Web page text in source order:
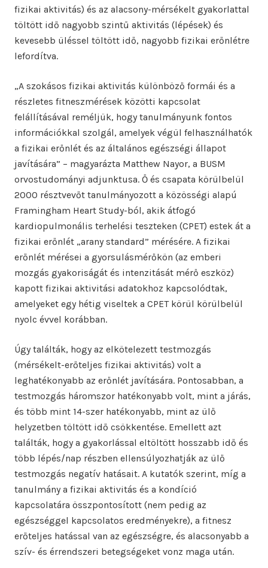
fizikai aktivitás) és az alacsony-mérsékelt gyakorlattal
töltött idő nagyobb szintű aktivitás (lépések) és
kevesebb üléssel töltött idő, nagyobb fizikai erőnlétre
lefordítva.
„A szokásos fizikai aktivitás különböző formái és a
részletes fitneszmérések közötti kapcsolat
felállításával reméljük, hogy tanulmányunk fontos
információkkal szolgál, amelyek végül felhasználhatók
a fizikai erőnlét és az általános egészségi állapot
javítására” – magyarázta Matthew Nayor, a BUSM
orvostudományi adjunktusa. Ő és csapata körülbelül
2000 résztvevőt tanulmányozott a közösségi alapú
Framingham Heart Study-ból, akik átfogó
kardiopulmonális terhelési teszteken (CPET) estek át a
fizikai erőnlét „arany standard” mérésére. A fizikai
erőnlét mérései a gyorsulásmérőkön (az emberi
mozgás gyakoriságát és intenzitását mérő eszköz)
kapott fizikai aktivitási adatokhoz kapcsolódtak,
amelyeket egy hétig viseltek a CPET körül körülbelül
nyolc évvel korábban.
Úgy találták, hogy az elkötelezett testmozgás
(mérsékelt-erőteljes fizikai aktivitás) volt a
leghatékonyabb az erőnlét javítására. Pontosabban, a
testmozgás háromszor hatékonyabb volt, mint a járás,
és több mint 14-szer hatékonyabb, mint az ülő
helyzetben töltött idő csökkentése. Emellett azt
találták, hogy a gyakorlással eltöltött hosszabb idő és
több lépés/nap részben ellensúlyozhatják az ülő
testmozgás negatív hatásait. A kutatók szerint, míg a
tanulmány a fizikai aktivitás és a kondíció
kapcsolatára összpontosított (nem pedig az
egészséggel kapcsolatos eredményekre), a fitnesz
erőteljes hatással van az egészségre, és alacsonyabb a
szív- és érrendszeri betegségeket vonz maga után.